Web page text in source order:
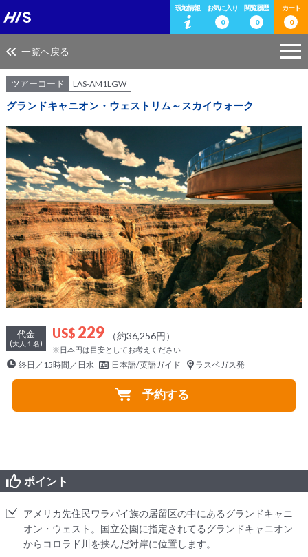
現地情報
お気に入り
0
閲覧履歴
0
カート
0
一覧へ戻る
ツアーコード LAS-AM1LGW
グランドキャニオン・ウェストリム～スカイウォーク
代金
(大人１名)
US$ 229 （約36,256円）
※日本円は目安としてお考えください
終日／15時間／日水 日本語/英語ガイド ラスベガス発
予約する
ポイント
アメリカ先住民ワラパイ族の居留区の中にあるグランドキャニ
オン・ウェスト。国立公園に指定されてるグランドキャニオン
からコロラド川を挟んだ対岸に位置します。